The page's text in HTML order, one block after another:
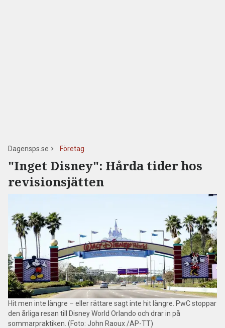
Dagensps.se Företag
"Inget Disney": Hårda tider hos
revisionsjätten
Hit men inte längre – eller rättare sagt inte hit längre. PwC stoppar
den årliga resan till Disney World Orlando och drar in på
sommarpraktiken. (Foto: John Raoux /AP-TT)